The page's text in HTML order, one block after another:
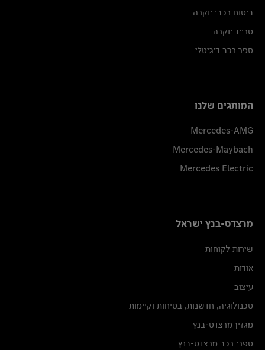
ביטוח רכבי יוקרה
טרייד יוקרה
ספר רכב דיגיטלי
המותגים שלנו
Mercedes-AMG
Mercedes-Maybach
Mercedes Electric
מרצדס-בנץ ישראל
שירות לקוחות
אודות
עיצוב
טכנולוגיה, חדשנות, בטיחות וקיימות
מגזין מרצדס-בנץ
ספרי רכב מרצדס-בנץ